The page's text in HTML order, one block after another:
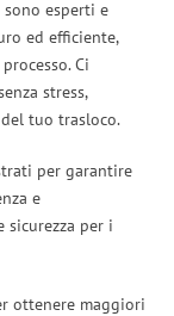
esperti e
ed efficiente,
Ci
stress,
tuo trasloco.
per garantire
e
per i
ottenere maggiori